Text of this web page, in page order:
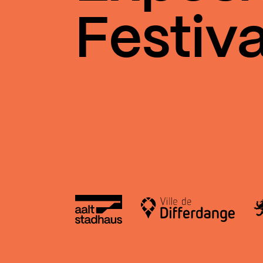
Aalt Stadhaus Ville de Differdange